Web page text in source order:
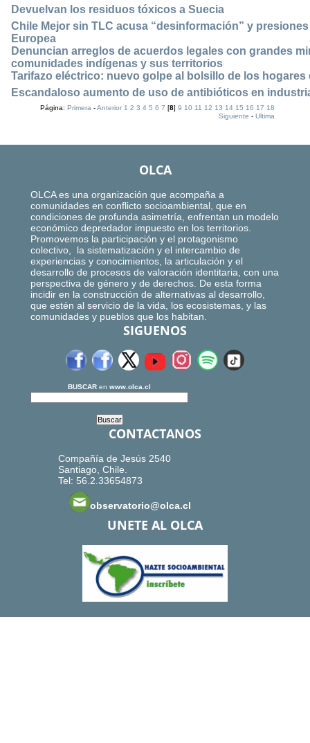
Devuelvan los residuos tóxicos a Suecia
Chile Mejor sin TLC acusa “desinformación” y
Europea
Denuncian arreglos de acuerdos legales con grandes
comunidades indígenas y sus territorios
Tarifazo eléctrico: nuevo golpe al bolsillo de los hogares
Escandaloso aumento de uso de antibióticos en
Página:Primera -Anterior 1 2 3 4 5 6 7 [8]9 10 11 12 13 14 15 16 17 18
Siguiente -Ultima
OLCA
OLCA es una organización que acompaña a
comunidades en conflicto socioambiental, que en
condiciones de profunda asimetría, enfrentan un modelo
económico depredador impuesto en los territorios.
Promovemos la participación y el protagonismo
colectivo, la sistematización y el intercambio de
experiencias y conocimientos, la articulación y el
desarrollo de procesos de valoración identitaria, con una
perspectiva de género y de derechos. De esta forma
incidir en la construcción de alternativas al desarrollo,
que estén al servicio de la vida, los ecosistemas, y las
comunidades y pueblos que los habitan.
SIGUENOS
BUSCAR en www.olca.cl
CONTACTANOS
Compañía de Jesús 2540
Santiago, Chile.
Tel: 56.2.33654873
observatorio@olca.cl
UNETE AL OLCA